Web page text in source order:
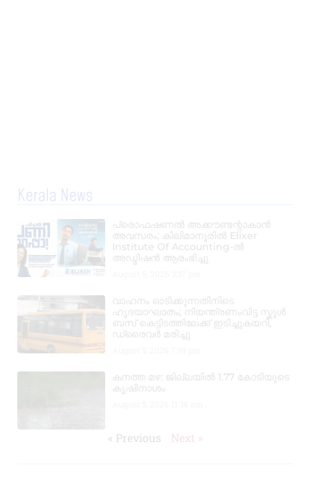
Kerala News
പ്രൊഫഷണൽ അക്കൗണ്ടന്റാകാൻ
അവസരം; കിലിമാനൂരിൽ Elixer
Institute Of Accounting-ൽ
അഡ്മിഷൻ ആരംഭിച്ചു
വാഹനം ഓടിക്കുന്നതിനിടെ
ഹൃദയാഘാതം; നിയന്ത്രണംവിട്ട സ്കൂൾ
ബസ് കെട്ടിടത്തിലേക്ക് ഇടിച്ചുകയറി,
ഡ്രൈവർ മരിച്ചു
കനത്ത മഴ: ജില്ലയിൽ 1.77 കോടിയുടെ
കൃഷിനാശം
« Previous Next »